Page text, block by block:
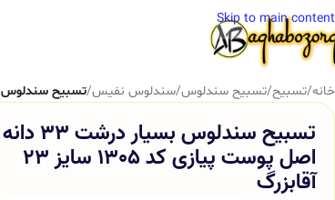
Skip to main content
خانه/تسبیح/تسبیح سندلوس/سندلوس نفیس/تسبیح سندلوس بسیار درشت 33 دانه اصل
تسبیح سندلوس بسیار درشت 33 دانه
اصل پوست پیازی کد 1305 سایز 23
آقابزرگ